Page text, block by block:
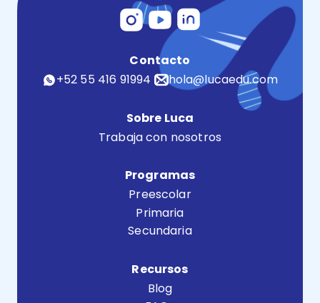
Contacto
+52 55 416 91994
hola@lucaedu.com
Sobre Luca
Trabaja con nosotros
Programas
Preescolar
Primaria
Secundaria
Recursos
Blog